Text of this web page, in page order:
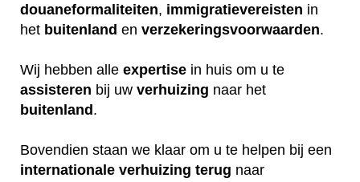
douaneformaliteiten, immigratievereisten in
het buitenland en verzekeringsvoorwaarden.
Wij hebben alle expertise in huis om u te
assisteren bij uw verhuizing naar het
buitenland.
Bovendien staan we klaar om u te helpen bij een
internationale verhuizing terug naar